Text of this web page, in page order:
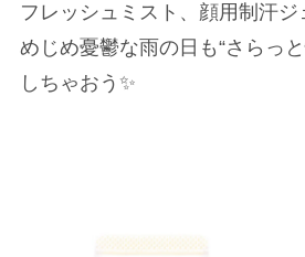
フレッシュミスト、顔用制汗
めじめ憂鬱な雨の日も“さらっ
しちゃおう✨